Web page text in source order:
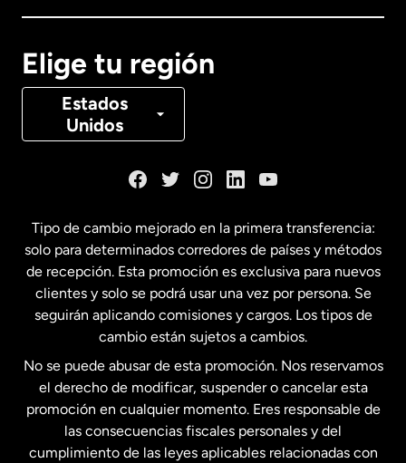
Elige tu región
Estados
Unidos
Canadá Français
Estados Unidos English
Estados Unidos Español
Francia
Malasia
Tipo de cambio mejorado en la primera transferencia:
solo para determinados corredores de países y métodos
de recepción. Esta promoción es exclusiva para nuevos
clientes y solo se podrá usar una vez por persona. Se
seguirán aplicando comisiones y cargos. Los tipos de
cambio están sujetos a cambios.
No se puede abusar de esta promoción. Nos reservamos
el derecho de modificar, suspender o cancelar esta
promoción en cualquier momento. Eres responsable de
las consecuencias fiscales personales y del
cumplimiento de las leyes aplicables relacionadas con